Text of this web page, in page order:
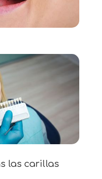
las carillas